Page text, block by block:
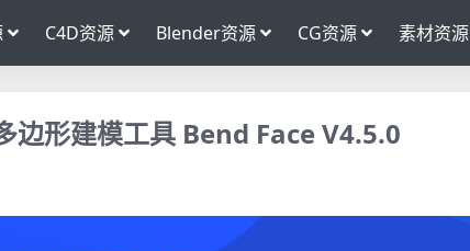
C4D资源 Blender资源 CG资源 素材资源
边形建模工具 Bend Face V4.5.0